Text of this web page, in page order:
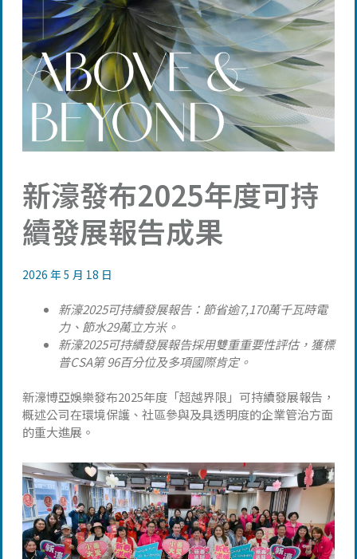
新濠發布2025年度可持
續發展報告成果
2026 年 5 月 18 日
新濠2025可持續發展報告：節省逾7,170萬千瓦時電
力、節水29萬立方米。
新濠2025可持續發展報告採用雙重重要性評估，獲標
普CSA第96百分位及多項國際肯定。
新濠博亞娛樂發布2025年度「超越界限」可持續發展報告，
概述公司在環境保護、社區參與及具透明度的企業管治方面
的重大進展。